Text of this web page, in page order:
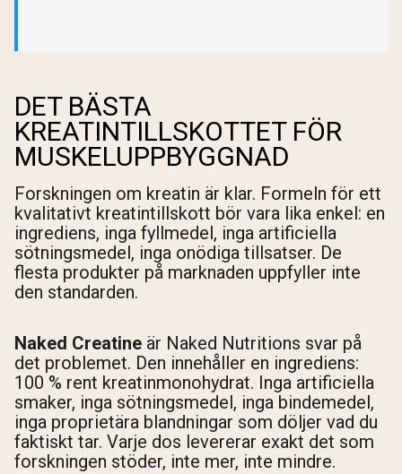
DET BÄSTA
KREATINTILLSKOTTET FÖR
MUSKELUPPBYGGNAD
Forskningen om kreatin är klar. Formeln för ett
kvalitativt kreatintillskott bör vara lika enkel: en
ingrediens, inga fyllmedel, inga artificiella
sötningsmedel, inga onödiga tillsatser. De
flesta produkter på marknaden uppfyller inte
den standarden.
Naked Creatine är Naked Nutritions svar på
det problemet. Den innehåller en ingrediens:
100 % rent kreatinmonohydrat. Inga artificiella
smaker, inga sötningsmedel, inga bindemedel,
inga proprietära blandningar som döljer vad du
faktiskt tar. Varje dos levererar exakt det som
forskningen stöder, inte mer, inte mindre.